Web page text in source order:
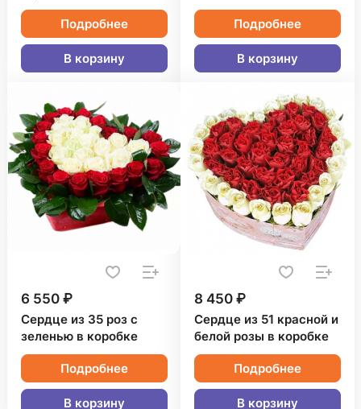
Подробнее
В корзину
Подробнее
В корзину
6 550 ₽
Сердце из 35 роз с
зеленью в коробке
Подробнее
В корзину
8 450 ₽
Сердце из 51 красной и
белой розы в коробке
Подробнее
В корзину